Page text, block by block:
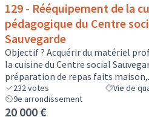
129 - Rééquipement de la
pédagogique du Centre
Sauvegarde
Objectif ? Acquérir du matériel
la cuisine du Centre social
préparation de repas faits
232votes
Vie de
9e arrondissement
20 000 €